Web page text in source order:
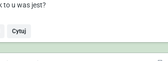
to u was jest?
Cytuj